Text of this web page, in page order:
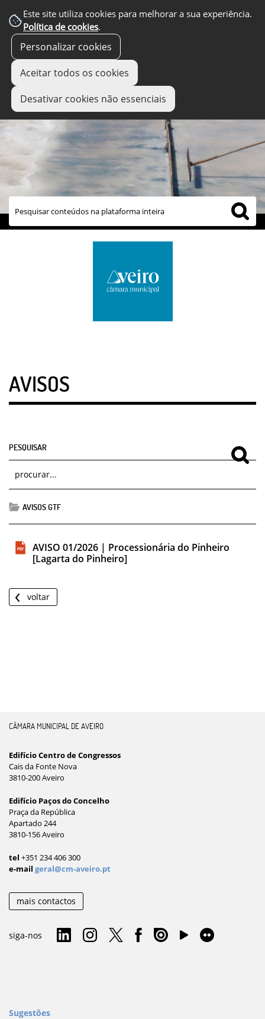
Este site utiliza cookies para melhorar a sua experiência.
Política de cookies.
Personalizar cookies
Aceitar todos os cookies
Desativar cookies não essenciais
links úteis
AVISOS
PESQUISAR
AVISOS GTF
AVISO 01/2026 | Processionária do Pinheiro
[Lagarta do Pinheiro]
voltar
CÂMARA MUNICIPAL DE AVEIRO
Edifício Centro de Congressos
Cais da Fonte Nova
3810-200 Aveiro
Edifício Paços do Concelho
Praça da República
Apartado 244
3810-156 Aveiro
tel +351 234 406 300
e-mail geral@cm-aveiro.pt
mais contactos
siga-nos
Sugestões